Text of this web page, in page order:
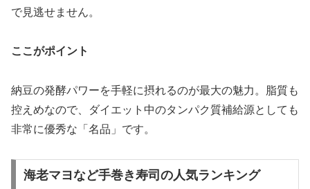
で見逃せません。
ここがポイント
納豆の発酵パワーを手軽に摂れるのが最大の魅力。脂質も
控えめなので、ダイエット中のタンパク質補給源としても
非常に優秀な「名品」です。
海老マヨなど手巻き寿司の人気ランキング